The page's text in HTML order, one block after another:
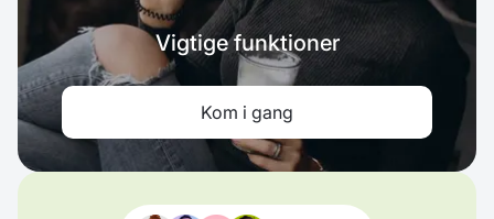
Vigtige funktioner
Kom i gang